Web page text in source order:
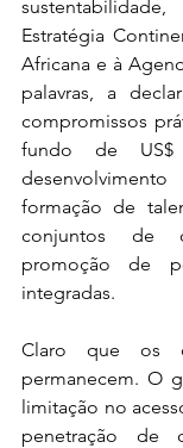
Estratégia
Africana e à
palavras, a
compromissos
fundo de
formação de
conjuntos de
promoção de
integradas.
Claro que os
permanecem. O
limitação no
penetração de